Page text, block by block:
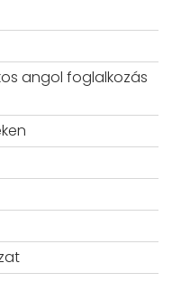
angol foglalkozás